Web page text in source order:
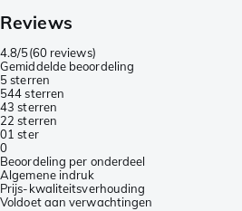
Reviews
4.8/5(60 reviews)
Gemiddelde beoordeling
5 sterren
544 sterren
43 sterren
22 sterren
01 ster
0
Beoordeling per onderdeel
Algemene indruk
Prijs-kwaliteitsverhouding
Voldoet aan verwachtingen